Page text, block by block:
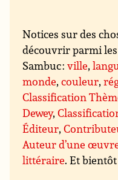
Notices sur des
découvrir parmi
Sambuc :ville,
monde,couleur,
Classification
Dewey,
Éditeur,
Auteur d’une
littéraire. Et